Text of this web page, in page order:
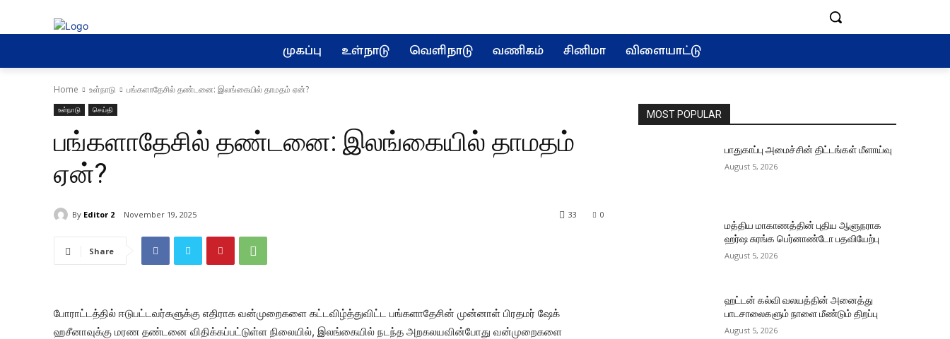
முகப்பு உள்நாடு வெளிநாடு வணிகம் சினிமா விளையாட்டு
Home உள்நாடு பங்களாதேசில் தண்டனை: இலங்கையில் தாமதம் ஏன்?
உள்நாடு செய்தி
பங்களாதேசில் தண்டனை: இலங்கையில் தாமதம்
ஏன்?
By Editor 2 November 19, 2025 0
33
Share
போராட்டத்தில் ஈடுபட்டவர்களுக்கு எதிராக வன்முறைகளை கட்டவிழ்த்துவிட்ட பங்களாதேசின் முன்னாள் பிரதமர் ஷேக்
ஹசீனாவுக்கு மரண தண்டனை விதிக்கப்பட்டுள்ள நிலையில், இலங்கையில் நடந்த அறகலயவின்போது வன்முறைகளை
MOST POPULAR
பாதுகாப்பு அமைச்சின் திட்டங்கள் மீளாய்வு
August 5, 2026
மத்திய மாகாணத்தின் புதிய ஆளுநராக
ஹர்ஷ சுரங்க பெர்னாண்டோ பதவியேற்பு
August 5, 2026
ஹட்டன் கல்வி வலயத்தின் அனைத்து
பாடசாலைகளும் நாளை மீண்டும் திறப்பு
August 5, 2026